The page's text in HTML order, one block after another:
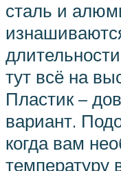
сталь и
тут всё на
Пластик –
вариант.
когда вам
температуру